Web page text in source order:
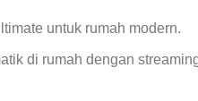
untuk rumah modern.
di rumah dengan